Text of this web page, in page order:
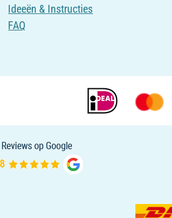
Ideeën & Instructies
FAQ